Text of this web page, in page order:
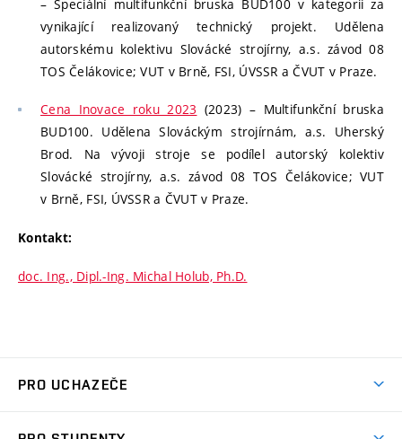
– Speciální multifunkční bruska BUD100 v kategorii za
vynikající realizovaný technický projekt. Udělena
autorskému kolektivu Slovácké strojírny, a.s. závod 08
TOS Čelákovice; VUT v Brně, FSI, ÚVSSR a ČVUT v Praze.
Cena Inovace roku 2023 (2023) – Multifunkční bruska
BUD100. Udělena Slováckým strojírnám, a.s. Uherský
Brod. Na vývoji stroje se podílel autorský kolektiv
Slovácké strojírny, a.s. závod 08 TOS Čelákovice; VUT
v Brně, FSI, ÚVSSR a ČVUT v Praze.
Kontakt:
doc. Ing., Dipl.-Ing. Michal Holub, Ph.D.
PRO UCHAZEČE